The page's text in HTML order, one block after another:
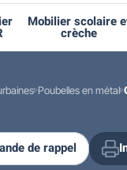
Mobilier scolaire
crèche
Poubelles en métal
de rappel